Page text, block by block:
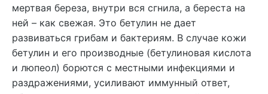
мертвая береза, внутри вся сгнила, а береста на
ней – как свежая. Это бетулин не дает
развиваться грибам и бактериям. В случае кожи
бетулин и его производные (бетулиновая кислота
и люпеол) борются с местными инфекциями и
раздражениями, усиливают иммунный ответ,